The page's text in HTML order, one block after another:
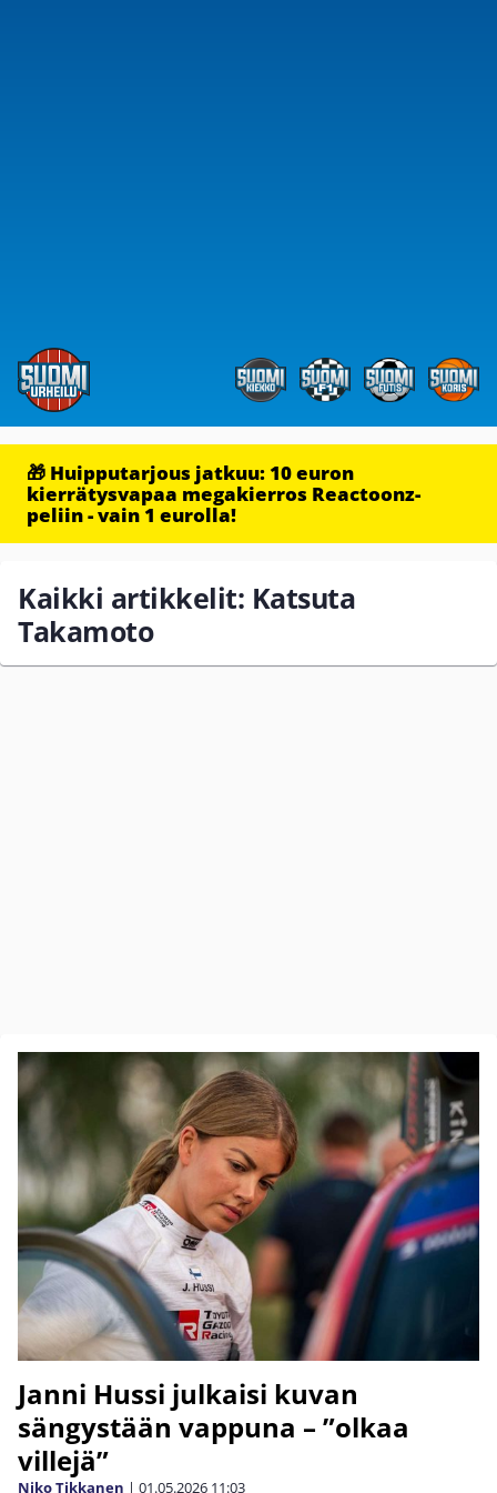
🎁 Huipputarjous jatkuu: 10 euron
kierrätysvapaa megakierros Reactoonz-
peliin - vain 1 eurolla!
Kaikki artikkelit: Katsuta
Takamoto
Janni Hussi julkaisi kuvan
sängystään vappuna – ”olkaa
villejä”
Niko Tikkanen | 01.05.2026 11:03